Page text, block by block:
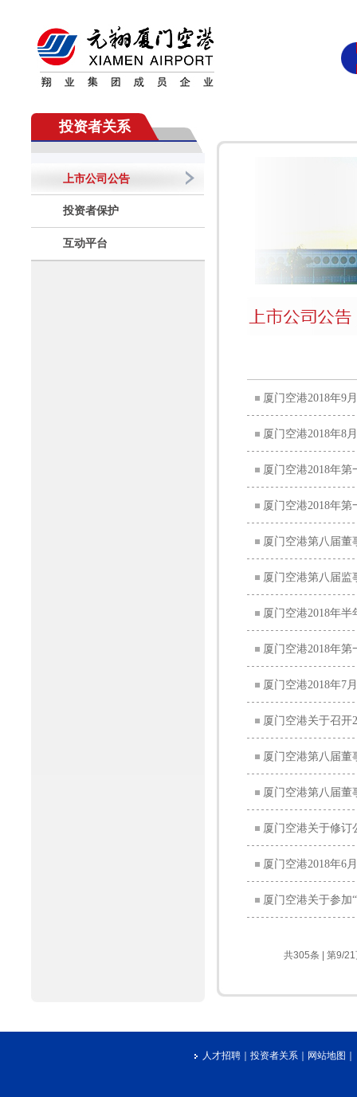
投资者关系
上市公司公告
投资者保护
互动平台
厦门空港2018年9
厦门空港2018年8
厦门空港2018年
厦门空港2018年
厦门空港第八届董
厦门空港第八届监
厦门空港2018年半
厦门空港2018年
厦门空港2018年7
厦门空港关于召开
厦门空港第八届董
厦门空港第八届董
厦门空港关于修订
厦门空港2018年6
厦门空港关于参加
共305条 | 第9/
人才招聘 投资者关系 网站地图